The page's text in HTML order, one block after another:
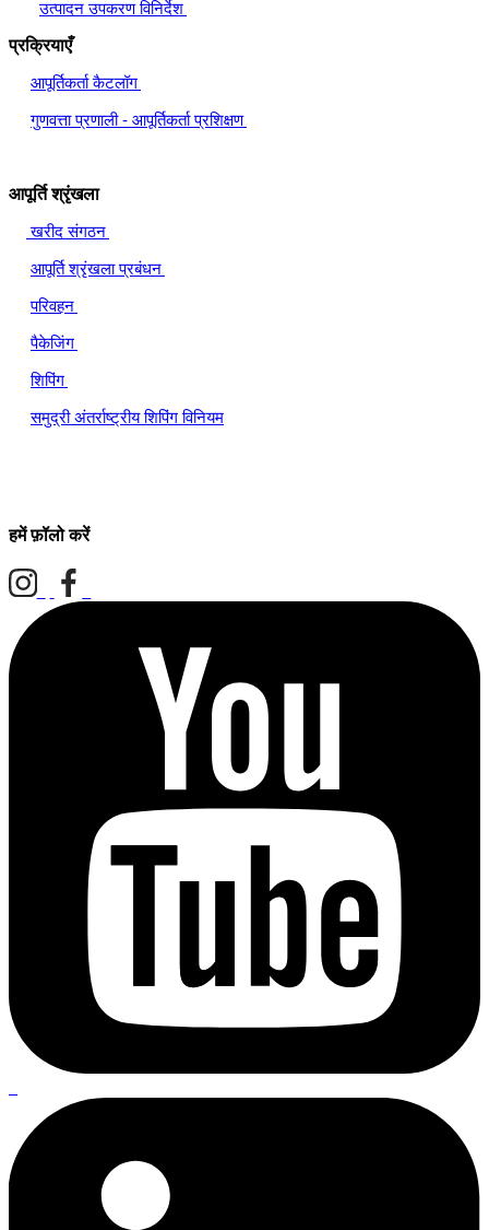
उत्पादन उपकरण विनिर्देश
प्रक्रियाएँ
आपूर्तिकर्ता कैटलॉग
गुणवत्ता प्रणाली - आपूर्तिकर्ता प्रशिक्षण
आपूर्ति श्रृंखला
खरीद संगठन
आपूर्ति श्रृंखला प्रबंधन
परिवहन
पैकेजिंग
शिपिंग
समुद्री अंतर्राष्ट्रीय शिपिंग विनियम
हमें फ़ॉलो करें